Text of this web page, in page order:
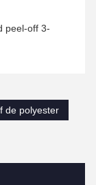
peel-off 3-
de polyester